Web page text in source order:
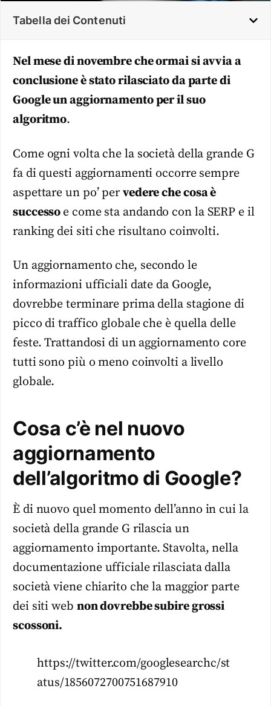
Tabella dei Contenuti
Nel mese di novembre che ormai si avvia a
conclusione è stato rilasciato da parte di
Google un aggiornamento per il suo
algoritmo.
Come ogni volta che la società della grande G
fa di questi aggiornamenti occorre sempre
aspettare un po’ pervedere che cosa è
successo e come sta andando con la SERP e il
ranking dei siti che risultano coinvolti.
Un aggiornamento che, secondo le
informazioni ufficiali date da Google,
dovrebbe terminare prima della stagione di
picco di traffico globale che è quella delle
feste. Trattandosi di un aggiornamento core
tutti sono più o meno coinvolti a livello
globale.
Cosa c’è nel nuovo
aggiornamento
dell’algoritmo di Google?
È di nuovo quel momento dell’anno in cui la
società della grande G rilascia un
aggiornamento importante. Stavolta, nella
documentazione ufficiale rilasciata dalla
società viene chiarito che la maggior parte
dei siti web non dovrebbe subire grossi
scossoni.
https://twitter.com/googlesearchc/st
atus/1856072700751687910